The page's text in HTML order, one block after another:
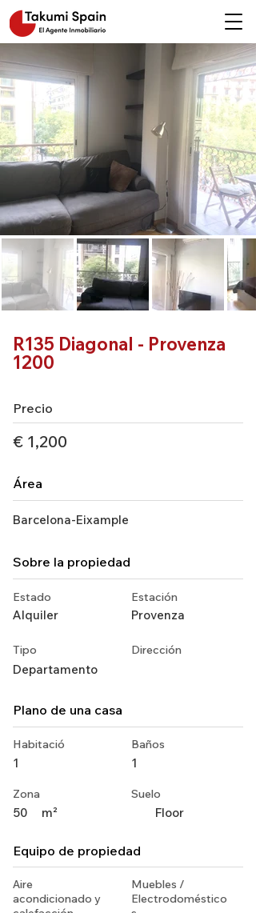
R135 Diagonal - Provenza
1200
Precio
€ 1,200
Área
Barcelona-Eixample
Sobre la propiedad
Estado
Alquiler
Estación
Provenza
Tipo
Departamento
Dirección
Plano de una casa
Habitació
1
Zona
50 m²
Baños
1
Suelo
Floor
Equipo de propiedad
Aire
acondicionado y
Muebles /
Electrodoméstico